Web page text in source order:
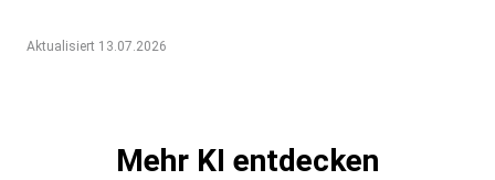
Aktualisiert 13.07.2026
Mehr KI entdecken